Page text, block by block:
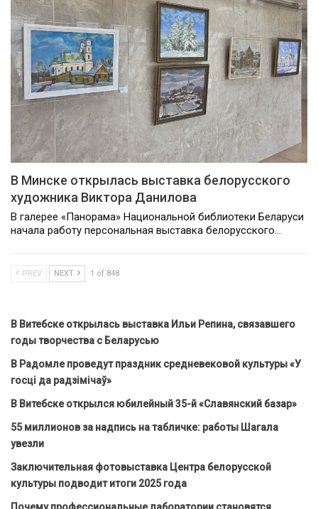
В Минске открылась выставка белорусского
художника Виктора Данилова
В галерее «Панорама» Национальной библиотеки Беларуси
начала работу персональная выставка белорусского…
PREV NEXT 1 of 848
В Витебске открылась выставка Ильи Репина, связавшего
годы творчества с Беларусью
В Радомле проведут праздник средневековой культуры «У
госці да радзімічаў»
В Витебске открылся юбилейный 35-й «Славянский базар»
55 миллионов за надпись на табличке: работы Шагала
увезли
Заключительная фотовыставка Центра белорусской
культуры подводит итоги 2025 года